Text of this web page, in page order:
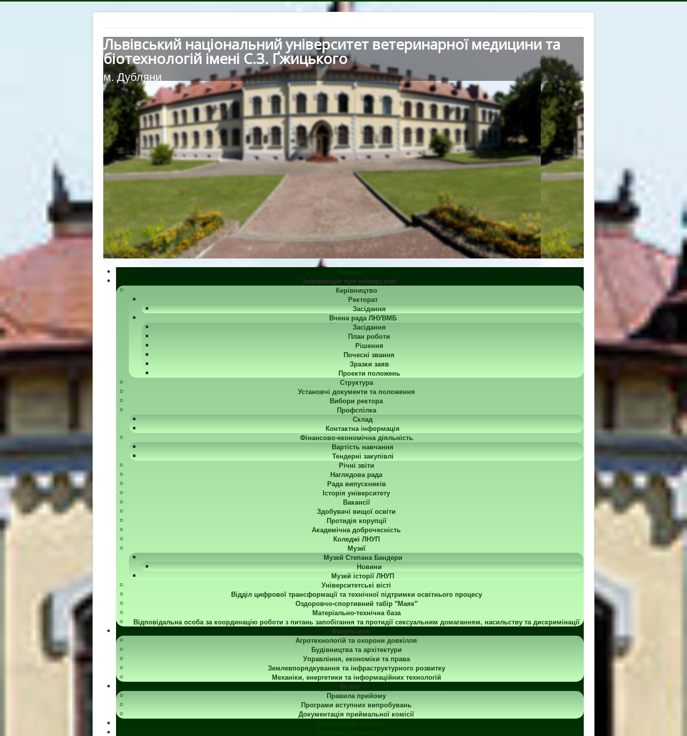
Львівський національний університет ветеринарної медицини та
біотехнологій імені С.З. Ґжицького
м. Дубляни
Інформація про університет
Керівництво
Ректорат
Засідання
Вчена рада ЛНУВМБ
Засідання
План роботи
Рішення
Почесні звання
Зразки заяв
Проекти положень
Структура
Установчі документи та положення
Вибори ректора
Профспілка
Склад
Контактна інформація
Фінансово-економічна діяльність
Вартість навчання
Тендерні закупівлі
Річні звіти
Наглядова рада
Рада випускників
Історія університету
Вакансії
Здобувачі вищої освіти
Протидія корупції
Академічна доброчесність
Коледжі ЛНУП
Музеї
Музей Степана Бандери
Новини
Музей історії ЛНУП
Університетські вісті
Відділ цифрової трансформації та технічної підтримки освітнього процесу
Оздоровчо-спортивний табір "Маяк"
Матеріально-технічна база
Відповідальна особа за координацію роботи з питань запобігання та протидії сексуальним домаганням, насильству та дискримінації
Факультети
Агротехнологій та охорони довкілля
Будівництва та архітектури
Управління, економіки та права
Землевпорядкування та інфраструктурного розвитку
Механіки, енергетики та інформаційних технологій
Вступ
Правила прийому
Програми вступних випробувань
Документація приймальної комісії